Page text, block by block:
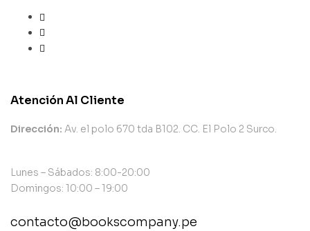
Atención Al Cliente
Dirección: Av. el polo 670 tda B102. CC. El Polo 2 Surco.
Lunes – Sábados: 8:00-20:00
Domingos: 10:00 – 19:00
contacto@bookscompany.pe